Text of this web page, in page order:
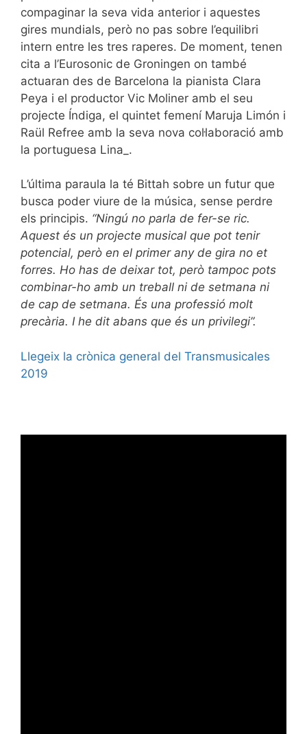
compaginar la seva vida anterior i aquestes
gires mundials, però no pas sobre l’equilibri
intern entre les tres raperes. De moment, tenen
cita a l’Eurosonic de Groningen on també
actuaran des de Barcelona la pianista Clara
Peya i el productor Vic Moliner amb el seu
projecte Índiga, el quintet femení Maruja Limón i
Raül Refree amb la seva nova col·laboració amb
la portuguesa Lina_.
L’última paraula la té Bittah sobre un futur que
busca poder viure de la música, sense perdre
els principis. “Ningú no parla de fer-se ric.
Aquest és un projecte musical que pot tenir
potencial, però en el primer any de gira no et
forres. Ho has de deixar tot, però tampoc pots
combinar-ho amb un treball ni de setmana ni
de cap de setmana. És una professió molt
precària. I he dit abans que és un privilegi”.
Llegeix la crònica general del Transmusicales
2019